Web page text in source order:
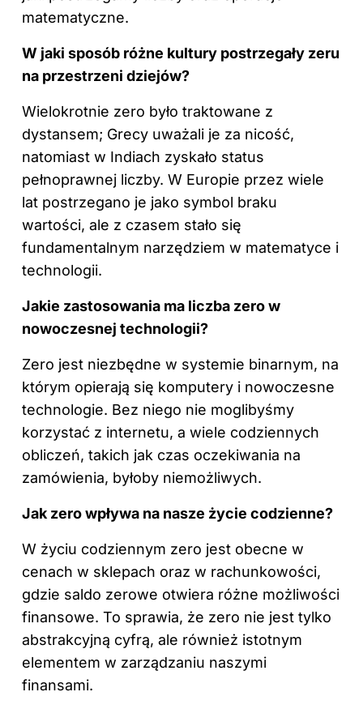
matematyczne.
W jaki sposób różne kultury postrzegały zeru
na przestrzeni dziejów?
Wielokrotnie zero było traktowane z
dystansem; Grecy uważali je za nicość,
natomiast w Indiach zyskało status
pełnoprawnej liczby. W Europie przez wiele
lat postrzegano je jako symbol braku
wartości, ale z czasem stało się
fundamentalnym narzędziem w matematyce i
technologii.
Jakie zastosowania ma liczba zerow
nowoczesnej technologii?
Zero jest niezbędne w systemie binarnym, na
którym opierają się komputery i nowoczesne
technologie. Bez niego nie moglibyśmy
korzystać z internetu, a wiele codziennych
obliczeń, takich jak czas oczekiwania na
zamówienia, byłoby niemożliwych.
Jak zero wpływa na nasze życie codzienne?
W życiu codziennym zero jest obecne w
cenach w sklepach oraz w rachunkowości,
gdzie saldo zerowe otwiera różne możliwości
finansowe. To sprawia, że zero nie jest tylko
abstrakcyjną cyfrą, ale również istotnym
elementem w zarządzaniu naszymi
finansami.